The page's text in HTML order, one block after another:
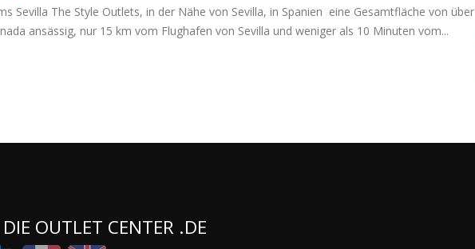
Sevilla The Style Outlets, in der Nähe von Sevilla, in Spanien eine Gesamtfläche von über
ansässig, nur 15 km vom Flughafen von Sevilla und weniger als 10 Minuten vom...
OUTLET CENTER .DE